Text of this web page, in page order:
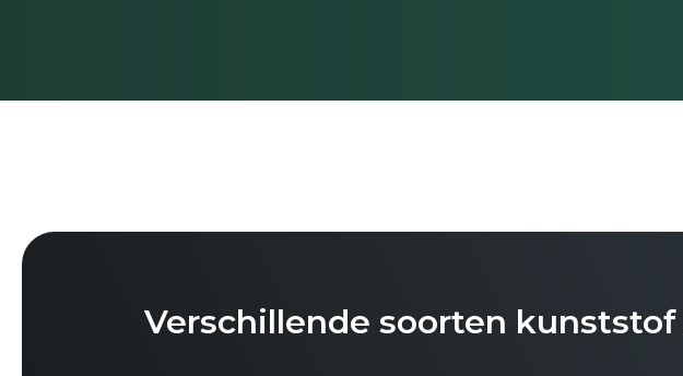
Verschillende soorten